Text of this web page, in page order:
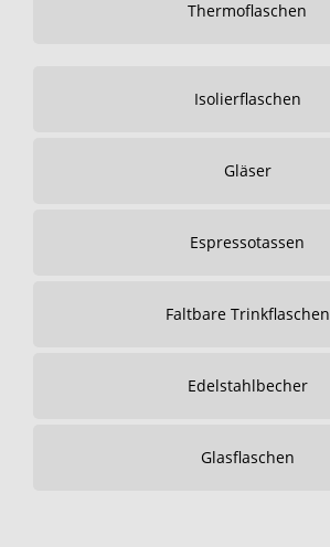
Thermoflaschen
Isolierflaschen
Gläser
Espressotassen
Faltbare Trinkflaschen
Edelstahlbecher
Glasflaschen